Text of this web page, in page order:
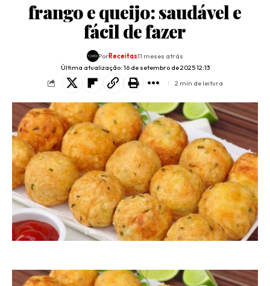
frango e queijo: saudável e
fácil de fazer
Última atualização: 16 de setembro de 2025 12:13
PorReceitas11 meses atrás
2 min de leitura